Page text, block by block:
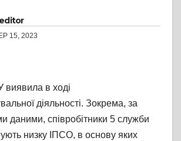
editor
15, 2023
виявила в ході
діяльності. Зокрема, за
даними, співробітники 5 служби
низку ІПСО, в основу яких